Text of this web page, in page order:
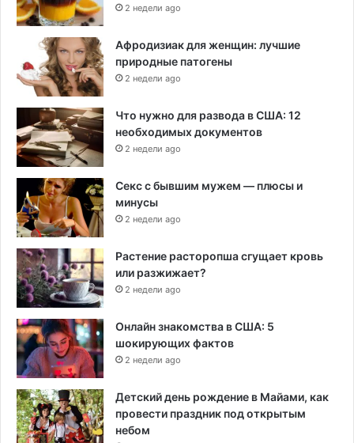
2 недели ago
Афродизиак для женщин: лучшие
природные патогены
2 недели ago
Что нужно для развода в США: 12
необходимых документов
2 недели ago
Секс с бывшим мужем — плюсы и
минусы
2 недели ago
Растение расторопша сгущает кровь
или разжижает?
2 недели ago
Онлайн знакомства в США: 5
шокирующих фактов
2 недели ago
Детский день рождение в Майами, как
провести праздник под открытым
небом